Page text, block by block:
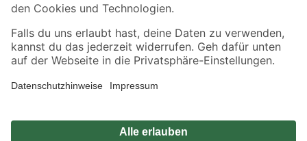
Alle Preisangaben in EUR inkl. gesetzl. MwSt.. Die dargestellten Angebote sind unter
Umständen nicht in allen Märkten verfügbar. Die angegebenen Verfügbarkeiten beziehen
Produkte nur solange der Vorrat reicht.
*Paketversand ab 59 € versandkostenfrei, gilt nicht für Artikel mit Speditionsversand, hier
Privatsphäre Impressum